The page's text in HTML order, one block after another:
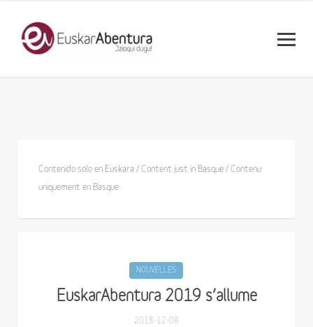
Contenido solo en Euskara / Content just in Basque / Contenu
uniquement en Basque
NOUVELLES
EuskarAbentura 2019 s’allume
2018-12-08